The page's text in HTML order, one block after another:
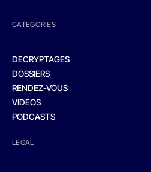
CATEGORIES
DECRYPTAGES
DOSSIERS
RENDEZ-VOUS
VIDEOS
PODCASTS
LEGAL